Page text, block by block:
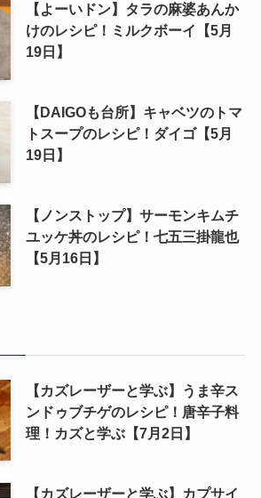
【よーいドン】タラの麻婆あんか
けのレシピ！ミルクボーイ【5月
19日】
【DAIGOも台所】キャベツのトマ
トスープのレシピ！ダイゴ【5月
19日】
【ノンストップ】サーモンキムチ
ユッケ丼のレシピ！七五三掛龍也
【5月16日】
【カズレーザーと学ぶ】うま辛ス
ンドゥブチゲのレシピ！唐辛子料
理！カズと学ぶ【7月2日】
【カズレーザーと学ぶ】カプサイ